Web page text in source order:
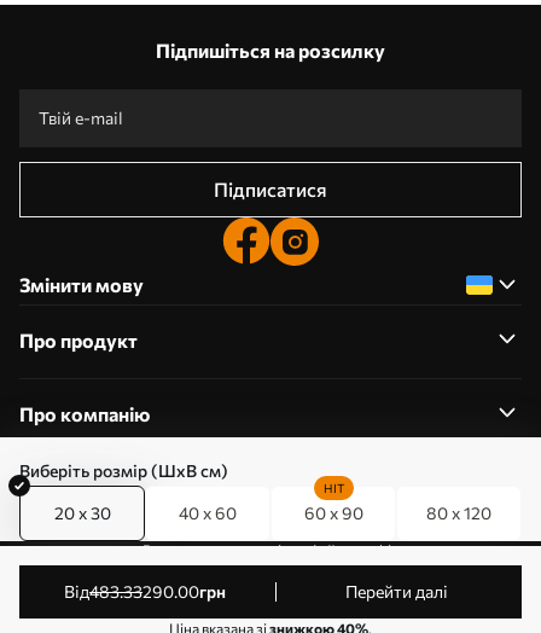
Виберіть розмір (ШхВ см)
20 x 30 40 x 60 60 x 90
HIT
80 x 120
від483.33290.00грн Перейти далі
Ціна вказана зізнижкою 40%.
Підпишіться на розсилку
Підписатися
Змінити мову
Про продукт
Про компанію
0800357223
Редагування дозволів на файли cookie
© 2011-2026 Art-holst. Усі права захищені. Власник:
ТОВ “КЛЄВЄР”. Код ЄДРПОУ: 31780602.